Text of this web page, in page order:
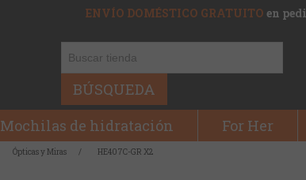
ENVÍO DOMÉSTICO GRATUITO en
BÚSQUEDA
Mochilas de hidratación For Her
Ópticas y Miras / HE407C-GR X2